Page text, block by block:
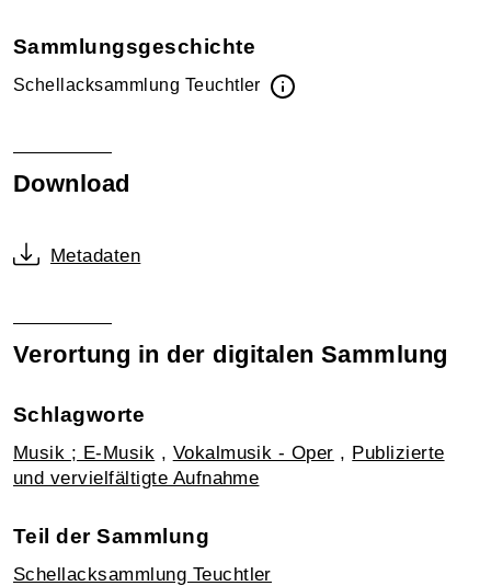
Sammlungsgeschichte
Schellacksammlung Teuchtler
Download
Metadaten
Verortung in der digitalen Sammlung
Schlagworte
Musik ; E-Musik , Vokalmusik - Oper , Publizierte
und vervielfältigte Aufnahme
Teil der Sammlung
Schellacksammlung Teuchtler